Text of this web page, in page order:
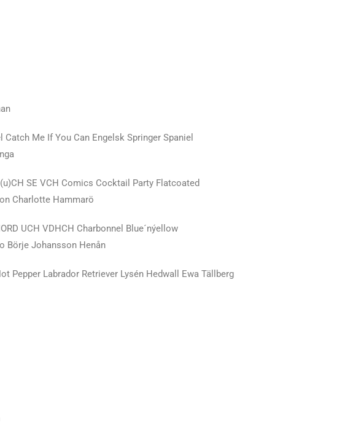
Catch Me If You Can Engelsk Springer Spaniel
SE VCH Comics Cocktail Party Flatcoated
Charlotte Hammarö
UCH VDHCH Charbonnel Blue´nýellow
Börje Johansson Henån
Pepper Labrador Retriever Lysén Hedwall Ewa Tällberg